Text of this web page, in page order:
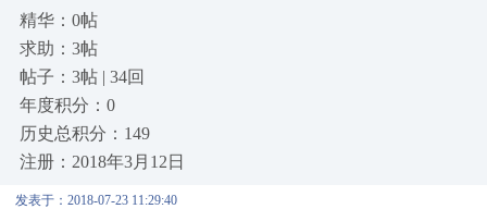
精华：0帖
求助：3帖
帖子：3帖 | 34回
年度积分：0
历史总积分：149
注册：2018年3月12日
发表于：2018-07-23 11:29:40